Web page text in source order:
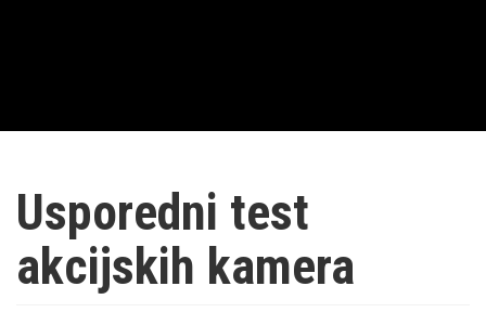
Usporedni test
akcijskih kamera